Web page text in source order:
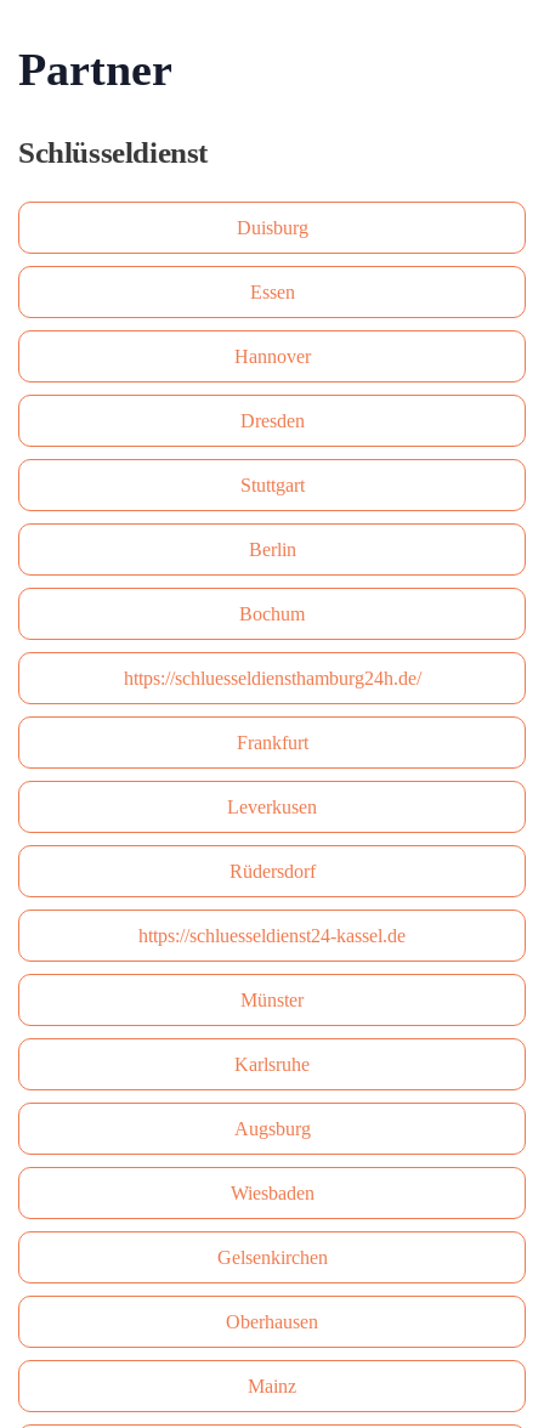
Partner
Schlüsseldienst
Duisburg
Essen
Hannover
Dresden
Stuttgart
Berlin
Bochum
https://schluesseldiensthamburg24h.de/
Frankfurt
Leverkusen
Rüdersdorf
https://schluesseldienst24-kassel.de
Münster
Karlsruhe
Augsburg
Wiesbaden
Gelsenkirchen
Oberhausen
Mainz